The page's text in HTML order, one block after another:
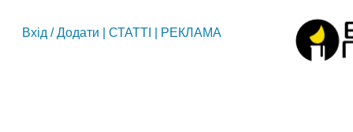
Вхід /Додати СТАТТІ РЕКЛАМА